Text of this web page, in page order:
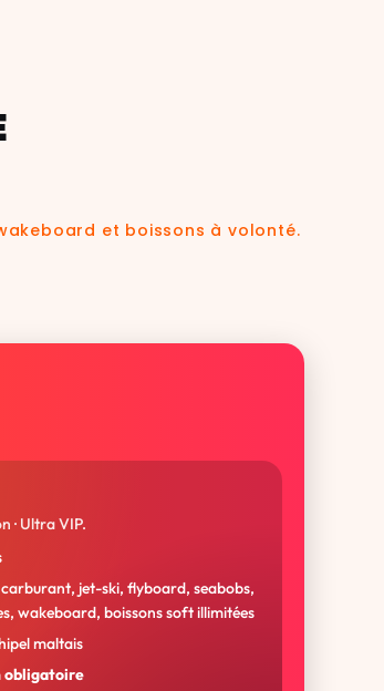
et boissons à volonté.
· Ultra VIP.
jet-ski, flyboard, seabobs,
wakeboard, boissons soft illimitées
maltais
obligatoire